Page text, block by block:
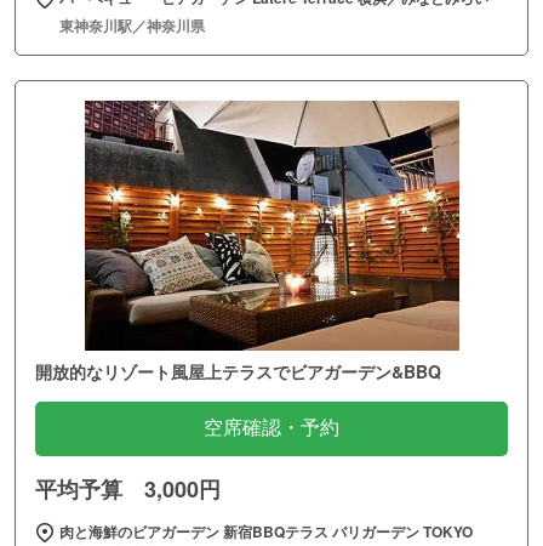
東神奈川駅／神奈川県
開放的なリゾート風屋上テラスでビアガーデン&BBQ
空席確認・予約
平均予算 3,000円
肉と海鮮のビアガーデン 新宿BBQテラス バリガーデン TOKYO